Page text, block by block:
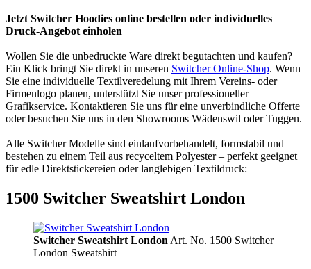
Jetzt Switcher Hoodies online bestellen oder individuelles
Druck-Angebot einholen
Wollen Sie die unbedruckte Ware direkt begutachten und kaufen?
Ein Klick bringt Sie direkt in unseren Switcher Online-Shop. Wenn
Sie eine individuelle Textilveredelung mit Ihrem Vereins- oder
Firmenlogo planen, unterstützt Sie unser professioneller
Grafikservice. Kontaktieren Sie uns für eine unverbindliche Offerte
oder besuchen Sie uns in den Showrooms Wädenswil oder Tuggen.
Alle Switcher Modelle sind einlaufvorbehandelt, formstabil und
bestehen zu einem Teil aus recyceltem Polyester – perfekt geeignet
für edle Direktstickereien oder langlebigen Textildruck:
1500 Switcher Sweatshirt London
Switcher Sweatshirt London Art. No. 1500 Switcher
London Sweatshirt